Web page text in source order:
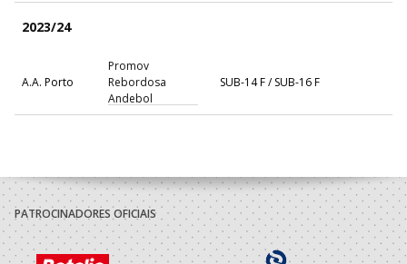
2023/24
A.A. Porto
Promov
Rebordosa
Andebol
SUB-14 F / SUB-16 F
A.A. Porto
Promov
Rebordosa
Andebol
SUB-14 F / SUB-16 F
2021/22
PATROCINADORES OFICIAIS